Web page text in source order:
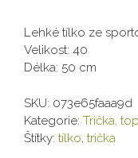
Lehké tílko ze
Velikost: 40
Délka: 50 cm
SKU: 073e65faaa9d
Kategorie: Trička,
Štítky: tílko, trička